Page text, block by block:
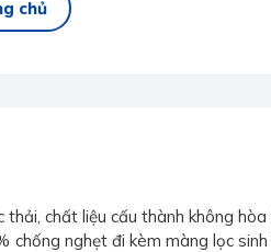
chủ
chất liệu cấu thành không
chống nghẹt đi kèm màng lọc